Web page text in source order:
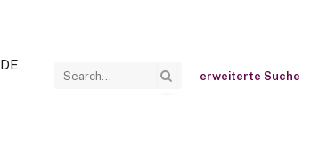
DE
erweiterte Suche